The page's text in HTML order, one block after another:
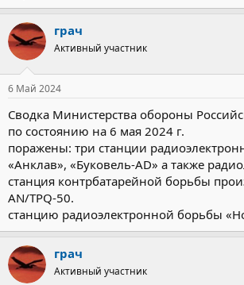
грач
Активный участник
6 Май 2024
Сводка Министерства обороны
по состоянию на 6 мая 2024 г.
поражены: три станции
«Анклав», «Буковель-AD» а также
станция контрбатарейной борьбы
AN/TPQ-50.
станцию радиоэлектронной борьбы
грач
Активный участник